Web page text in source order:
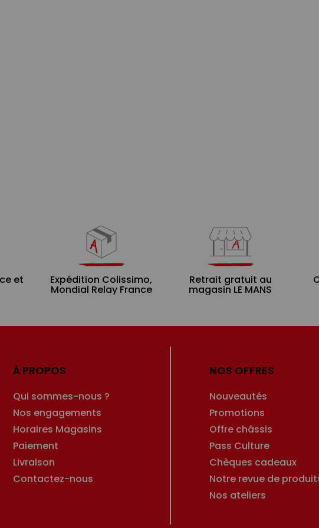
et Expédition Colissimo,
Mondial Relay France
Retrait gratuit au
magasin LE MANS
À PROPOS
Qui sommes-nous ?
Nos engagements
Horaires Magasins
Paiement
Livraison
Contactez-nous
NOS OFFRES
Nouveautés
Promotions
Offre châssis
Pass Culture
Chèques cadeaux
Notre revue de
Nos ateliers